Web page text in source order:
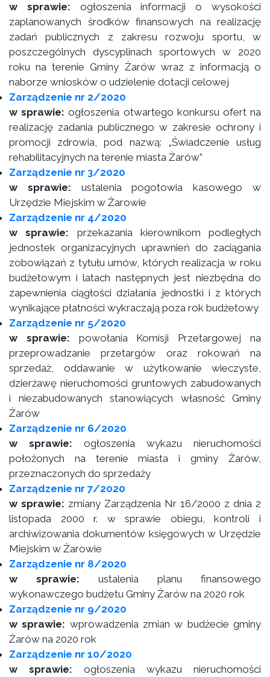
w sprawie: ogłoszenia informacji o wysokości
zaplanowanych środków finansowych na realizację
zadań publicznych z zakresu rozwoju sportu, w
poszczególnych dyscyplinach sportowych w 2020
roku na terenie Gminy Żarów wraz z informacją o
naborze wniosków o udzielenie dotacji celowej
Zarządzenie nr 2/2020
w sprawie: ogłoszenia otwartego konkursu ofert na
realizację zadania publicznego w zakresie ochrony i
promocji zdrowia, pod nazwą: „Świadczenie usług
rehabilitacyjnych na terenie miasta Żarów”
Zarządzenie nr 3/2020
w sprawie: ustalenia pogotowia kasowego w
Urzędzie Miejskim w Żarowie
Zarządzenie nr 4/2020
w sprawie: przekazania kierownikom podległych
jednostek organizacyjnych uprawnień do zaciągania
zobowiązań z tytułu umów, których realizacja w roku
budżetowym i latach następnych jest niezbędna do
zapewnienia ciągłości działania jednostki i z których
wynikające płatności wykraczają poza rok budżetowy
Zarządzenie nr 5/2020
w sprawie: powołania Komisji Przetargowej na
przeprowadzanie przetargów oraz rokowań na
sprzedaż, oddawanie w użytkowanie wieczyste,
dzierżawę nieruchomości gruntowych zabudowanych
i niezabudowanych stanowiących własność Gminy
Żarów
Zarządzenie nr 6/2020
w sprawie: ogłoszenia wykazu nieruchomości
położonych na terenie miasta i gminy Żarów,
przeznaczonych do sprzedaży
Zarządzenie nr 7/2020
w sprawie: zmiany Zarządzenia Nr 16/2000 z dnia 2
listopada 2000 r. w sprawie obiegu, kontroli i
archiwizowania dokumentów księgowych w Urzędzie
Miejskim w Żarowie
Zarządzenie nr 8/2020
w sprawie: ustalenia planu finansowego
wykonawczego budżetu Gminy Żarów na 2020 rok
Zarządzenie nr 9/2020
w sprawie: wprowadzenia zmian w budżecie gminy
Żarów na 2020 rok
Zarządzenie nr 10/2020
w sprawie: ogłoszenia wykazu nieruchomości